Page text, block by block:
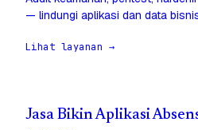
— lindungi aplikasi dan data
Lihat layanan →
Jasa Bikin Aplikasi